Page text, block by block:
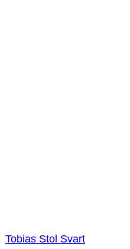
Tobias Stol Svart